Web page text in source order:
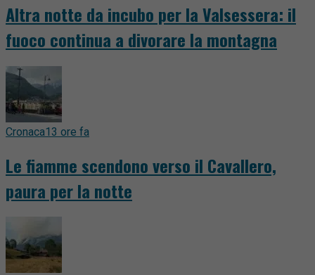
Altra notte da incubo per la Valsessera: il
fuoco continua a divorare la montagna
Cronaca13 ore fa
Le fiamme scendono verso il Cavallero,
paura per la notte